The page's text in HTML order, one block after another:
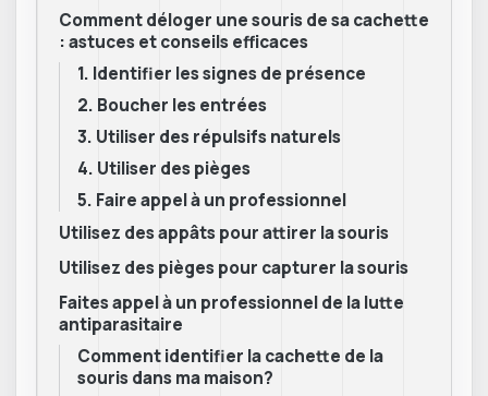
Comment déloger une souris de sa cachette
: astuces et conseils efficaces
1. Identifier les signes de présence
2. Boucher les entrées
3. Utiliser des répulsifs naturels
4. Utiliser des pièges
5. Faire appel à un professionnel
Utilisez des appâts pour attirer la souris
Utilisez des pièges pour capturer la souris
Faites appel à un professionnel de la lutte
antiparasitaire
Comment identifier la cachette de la
souris dans ma maison?